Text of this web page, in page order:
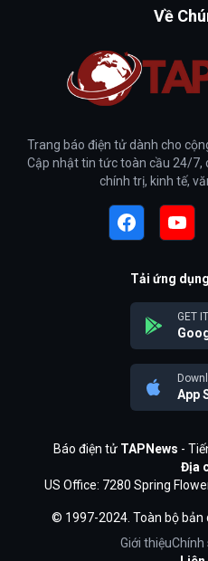
Về
Trang báo điện tử dành cho
Cập nhật tin tức toàn cầu 24/7,
chính trị, kinh tế,
Tải ứng
GET
App
Báo điện tử TAPNews -
Địa
US Office: 7280 Spring
© 1997-2024. Toàn bộ bản
Giới thiệuChính